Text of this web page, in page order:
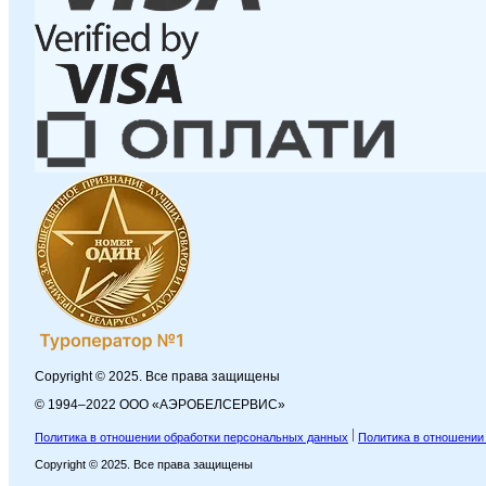
Copyright © 2025. Все права защищены
© 1994–2022 ООО «АЭРОБЕЛСЕРВИС»
Политика в отношении обработки персональных данных Политика в отношении
Copyright © 2025. Все права защищены